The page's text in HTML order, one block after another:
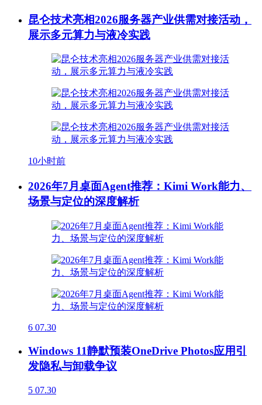
昆仑技术亮相2026服务器产业供需对接活动，
展示多元算力与液冷实践
10小时前
2026年7月桌面Agent推荐：Kimi Work能力、
场景与定位的深度解析
6 07.30
Windows 11静默预装OneDrive Photos应用引
发隐私与卸载争议
5 07.30